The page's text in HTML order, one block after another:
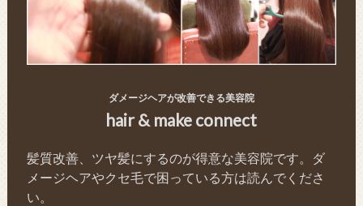
ダメージヘアが改善できる美容院
hair & make connect
髪質改善、ツヤ髪にするのが得意な美容院です。ダ
メージヘアやクセ毛で困っている方は読んでくださ
い。